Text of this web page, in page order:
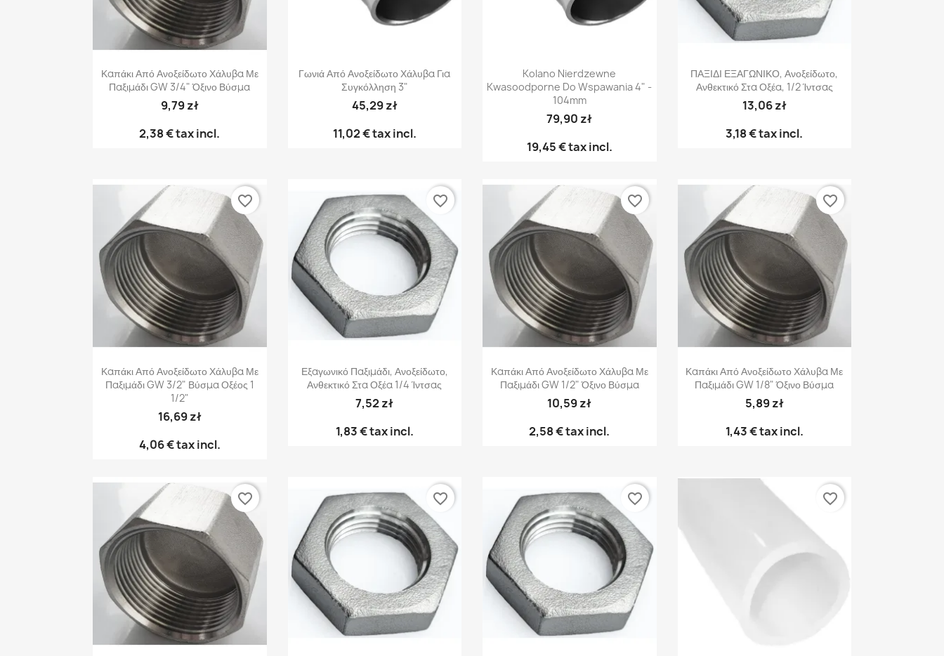
Γρήγορη προβολή
Καπάκι Από Ανοξείδωτο Χάλυβα Με
Παξιμάδι GW 3/4" Όξινο Βύσμα
9,79 zł
2,38 €tax incl.
Γρήγορη προβολή
Γωνιά Από Ανοξείδωτο Χάλυβα Για
Συγκόλληση 3"
45,29 zł
11,02 €tax incl.
Γρήγορη προβολή
Kolano Nierdzewne
Kwasoodporne Do Wspawania 4" -
104mm
79,90 zł
19,45 €tax incl.
Γρήγορη προβολή
ΠΑΞΙΔΙ ΕΞΑΓΩΝΙΚΟ, Ανοξείδωτο,
Ανθεκτικό Στα Οξέα, 1/2 Ίντσας
13,06 zł
3,18 €tax incl.
Γρήγορη προβολή
Καπάκι Από Ανοξείδωτο Χάλυβα Με
Παξιμάδι GW 3/2" Βύσμα Οξέος 1
1/2"
16,69 zł
4,06 €tax incl.
favorite_border
Γρήγορη προβολή
Εξαγωνικό Παξιμάδι, Ανοξείδωτο,
Ανθεκτικό Στα Οξέα 1/4 Ίντσας
7,52 zł
1,83 €tax incl.
favorite_border
Γρήγορη προβολή
Καπάκι Από Ανοξείδωτο Χάλυβα Με
Παξιμάδι GW 1/2" Όξινο Βύσμα
10,59 zł
2,58 €tax incl.
favorite_border
Γρήγορη προβολή
Καπάκι Από Ανοξείδωτο Χάλυβα Με
Παξιμάδι GW 1/8" Όξινο Βύσμα
5,89 zł
1,43 €tax incl.
favorite_border
favorite_border favorite_border favorite_border favorite_border